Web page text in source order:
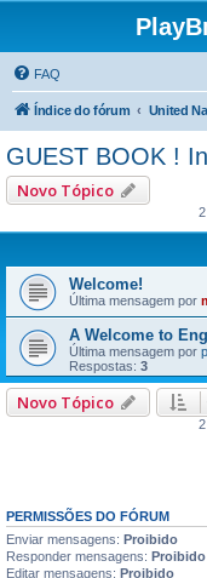
FAQ
Índice do fórum
GUEST BOOK !
Novo Tópico
Welcome!
Última mensagem por
A Welcome to
Última mensagem por
Respostas: 3
Novo Tópico
PERMISSÕES DO FÓRUM
Enviar mensagens: Proibido
Responder mensagens: Proibido
Editar mensagens: Proibido